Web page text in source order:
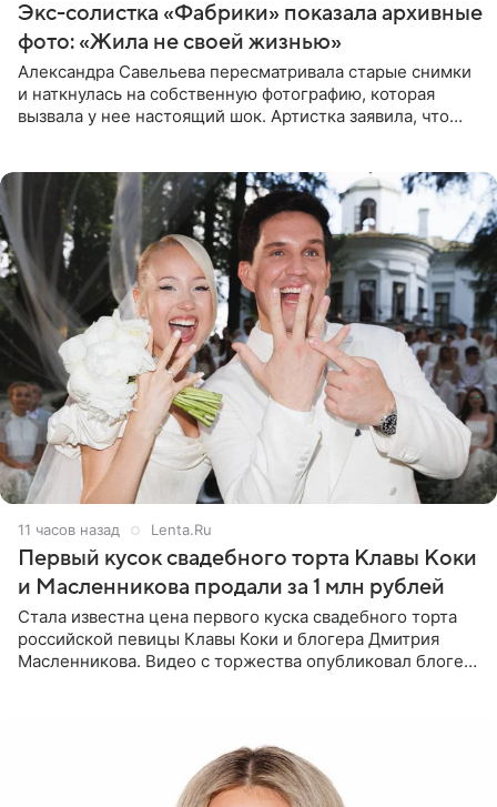
Экс-солистка «Фабрики» показала архивные
фото: «Жила не своей жизнью»
Александра Савельева пересматривала старые снимки
и наткнулась на собственную фотографию, которая
вызвала у нее настоящий шок. Артистка заявила, что
11 часов назад Lenta.Ru
Первый кусок свадебного торта Клавы Коки
и Масленникова продали за 1 млн рублей
Стала известна цена первого куска свадебного торта
российской певицы Клавы Коки и блогера Дмитрия
Масленникова. Видео с торжества опубликовал блогер